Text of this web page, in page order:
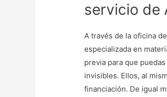
servicio de
A través de la oficina
especializada en
previa para que
invisibles. Ellos, al
financiación. De igual